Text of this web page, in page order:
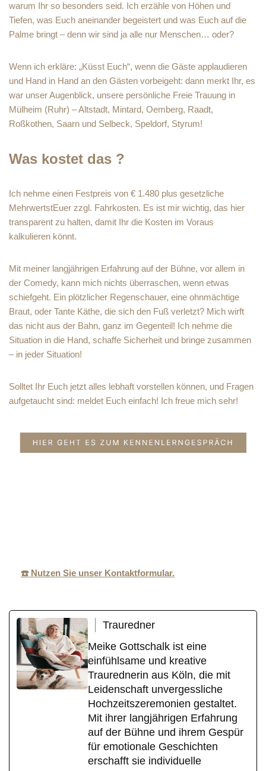
warum Ihr so besonders seid. Ich erzähle von Höhen und
Tiefen, was Euch aneinander begeistert und was Euch auf die
Palme bringt – denn wir sind ja alle nur Menschen… oder?
Wenn ich erkläre: „Küsst Euch“, wenn die Gäste applaudieren
und Hand in Hand an den Gästen vorbeigeht: dann merkt Ihr, es
war unser Augenblick, unsere persönliche Freie Trauung in
Mülheim (Ruhr) – Altstadt, Mintard, Oemberg, Raadt,
Roßkothen, Saarn und Selbeck, Speldorf, Styrum!
Was kostet das ?
Ich nehme einen Festpreis von € 1.480 plus gesetzliche
MehrwertstEuer zzgl. Fahrkosten. Es ist mir wichtig, das hier
transparent zu halten, damit Ihr die Kosten im Voraus
kalkulieren könnt.
Mit meiner langjährigen Erfahrung auf der Bühne, vor allem in
der Comedy, kann mich nichts überraschen, wenn etwas
schiefgeht. Ein plötzlicher Regenschauer, eine ohnmächtige
Braut, oder Tante Käthe, die sich den Fuß verletzt? Mich wirft
das nicht aus der Bahn, ganz im Gegenteil! Ich nehme die
Situation in die Hand, schaffe Sicherheit und bringe zusammen
– in jeder Situation!
Solltet Ihr Euch jetzt alles lebhaft vorstellen können, und Fragen
aufgetaucht sind: meldet Euch einfach! Ich freue mich sehr!
☎️ Nutzen Sie unser Kontaktformular.
Trauredner
Meike Gottschalk ist eine
einfühlsame und kreative
Traurednerin aus Köln, die mit
Leidenschaft unvergessliche
Hochzeitszeremonien gestaltet.
Mit ihrer langjährigen Erfahrung
auf der Bühne und ihrem Gespür
für emotionale Geschichten
erschafft sie individuelle